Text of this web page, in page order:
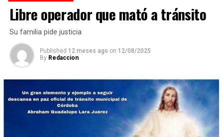
De obtener resultados favorables en esa etapa, el equipo
tendría la posibilidad de representar a México en la final
internacional de la WRO, que se efectuará en Costa Rica.
Libre operador que mató a tránsito
Su familia pide justicia
Published 12 meses ago on 12/08/2025
By Redaccion